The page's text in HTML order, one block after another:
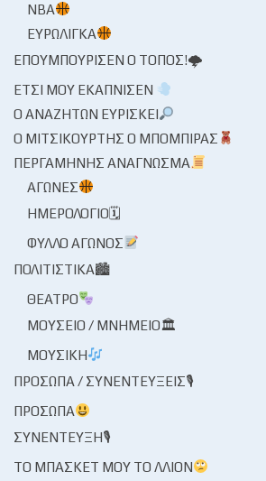
NBA
ΕΥΡΩΛΊΓΚΑ
ΕΠΟΥΜΠΟΎΡΙΣΕΝ Ο ΤΌΠΟΣ!🌩
ΈΤΣΙ ΜΟΥ ΕΚΆΠΝΙΣΕΝ
Ο ΑΝΑΖΗΤΏΝ ΕΥΡΊΣΚΕΙ
Ο ΜΙΤΣΙΚΟΥΡΤΉΣ Ο ΜΠΌΜΠΙΡΑΣ
ΠΕΡΓΑΜΗΝΉΣ ΑΝΆΓΝΩΣΜΑ
ΑΓΏΝΕΣ
ΗΜΕΡΟΛΌΓΙΟ🗓
ΦΎΛΛΟ ΑΓΏΝΟΣ
ΠΟΛΙΤΙΣΤΙΚΆ🏙
ΘΈΑΤΡΟ
ΜΟΥΣΕΊΟ / ΜΝΗΜΕΊΟ🏛
ΜΟΥΣΙΚΉ
ΠΡΌΣΩΠΑ / ΣΥΝΕΝΤΕΎΞΕΙΣ🎙
ΠΡΌΣΩΠΑ
ΣΥΝΈΝΤΕΥΞΗ🎙
ΤΟ ΜΠΆΣΚΕΤ ΜΟΥ ΤΟ ΛΛΊΟΝ